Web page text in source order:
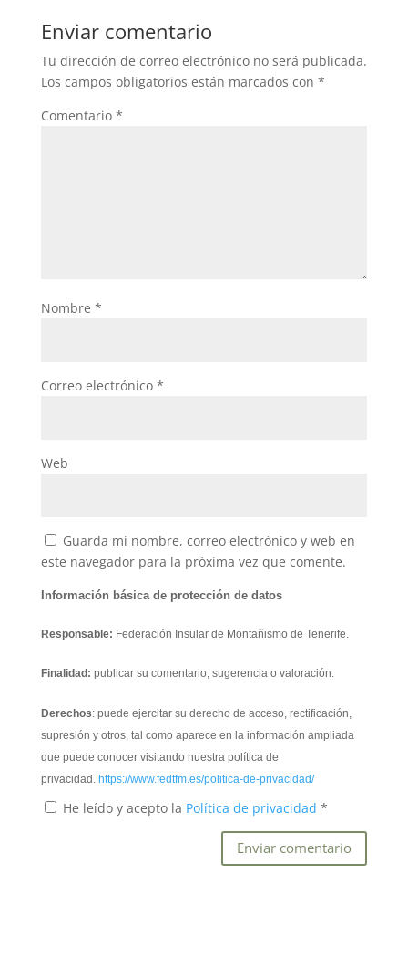
b
o
o
k
A
p
p
Enviar comentario
Tu dirección de correo electrónico no será publicada.
Los campos obligatorios están marcados con *
Comentario *
Nombre *
Correo electrónico *
Web
Guarda mi nombre, correo electrónico y web en
este navegador para la próxima vez que comente.
Información básica de protección de datos
Responsable: Federación Insular de Montañismo de Tenerife.
Finalidad: publicar su comentario, sugerencia o valoración.
Derechos: puede ejercitar su derecho de acceso, rectificación,
supresión y otros, tal como aparece en la información ampliada
que puede conocer visitando nuestra política de
privacidad. https://www.fedtfm.es/politica-de-privacidad/
He leído y acepto la Política de privacidad *